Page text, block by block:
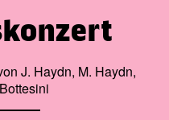
J. Haydn, M. Haydn,